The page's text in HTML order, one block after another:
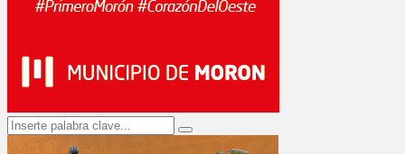
Search
for:
Search